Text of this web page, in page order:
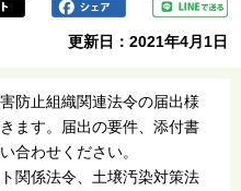
更新日：2021年4月1日
防止組織関連法令の届出様
ます。届出の要件、添付書
合わせください。
関係法令、土壌汚染対策法